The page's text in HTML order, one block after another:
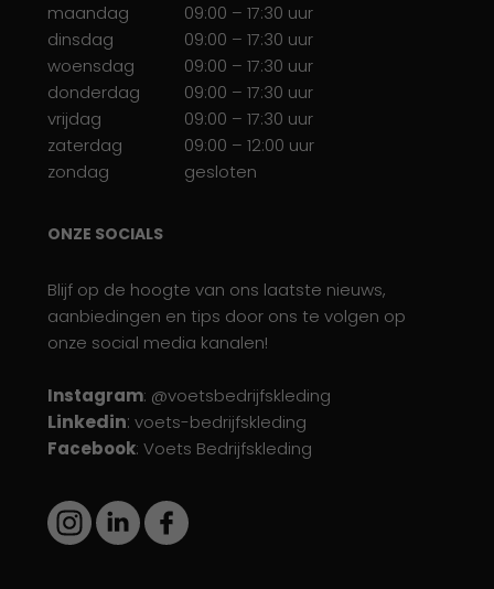
maandag
09:00 – 17:30 uur
dinsdag
09:00 – 17:30 uur
woensdag
09:00 – 17:30 uur
donderdag
09:00 – 17:30 uur
vrijdag
09:00 – 17:30 uur
zaterdag
09:00 – 12:00 uur
zondag
gesloten
ONZE SOCIALS
Blijf op de hoogte van ons laatste nieuws,
aanbiedingen en tips door ons te volgen op
onze social media kanalen!
Instagram: @voetsbedrijfskleding
Linkedin: voets-bedrijfskleding
Facebook: Voets Bedrijfskleding